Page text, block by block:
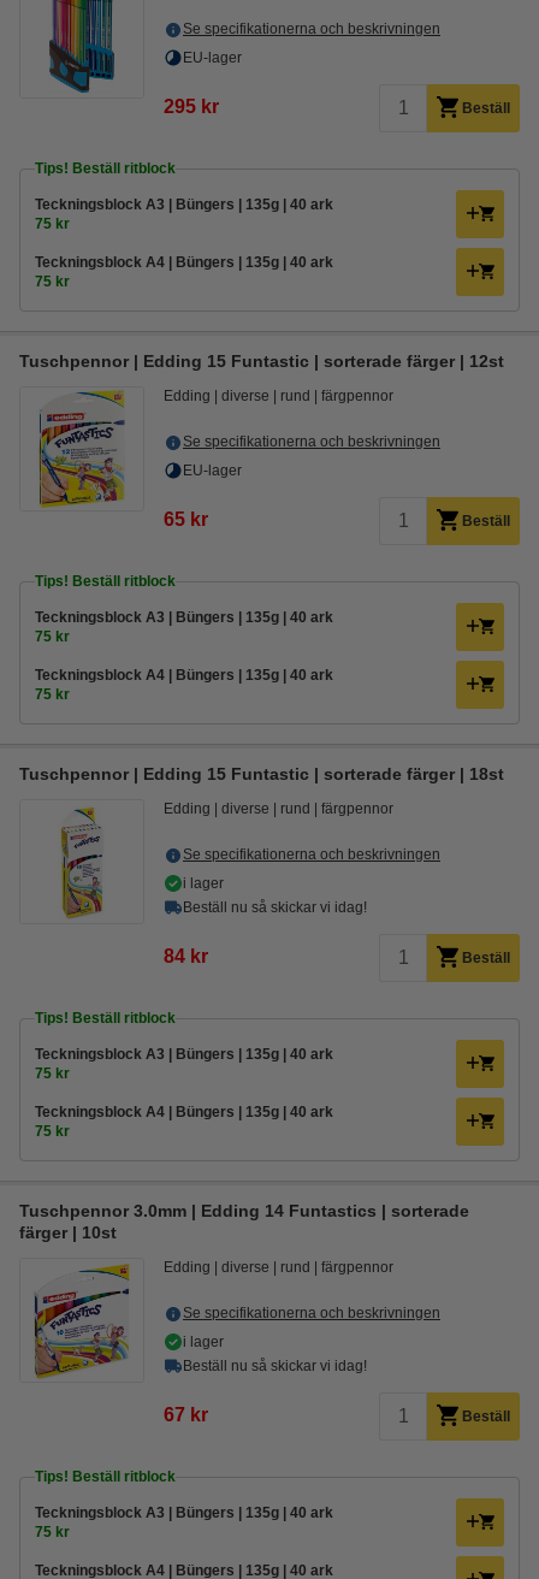
Se specifikationerna och beskrivningen
EU-lager
295 kr Beställ
Tips! Beställ ritblock
Teckningsblock A3 | Büngers | 135g | 40 ark
75 kr
Teckningsblock A4 | Büngers | 135g | 40 ark
75 kr
Tuschpennor | Edding 15 Funtastic | sorterade färger | 12st
Edding diverse rund färgpennor
Se specifikationerna och beskrivningen
EU-lager
65 kr Beställ
Tips! Beställ ritblock
Teckningsblock A3 | Büngers | 135g | 40 ark
75 kr
Teckningsblock A4 | Büngers | 135g | 40 ark
75 kr
Tuschpennor | Edding 15 Funtastic | sorterade färger | 18st
Edding diverse rund färgpennor
Se specifikationerna och beskrivningen
i lager
Beställ nu så skickar vi idag!
84 kr Beställ
Tips! Beställ ritblock
Teckningsblock A3 | Büngers | 135g | 40 ark
75 kr
Teckningsblock A4 | Büngers | 135g | 40 ark
75 kr
Tuschpennor 3.0mm | Edding 14 Funtastics | sorterade
färger | 10st
Edding diverse rund färgpennor
Se specifikationerna och beskrivningen
i lager
Beställ nu så skickar vi idag!
67 kr Beställ
Tips! Beställ ritblock
Teckningsblock A3 | Büngers | 135g | 40 ark
75 kr
Teckningsblock A4 | Büngers | 135g | 40 ark